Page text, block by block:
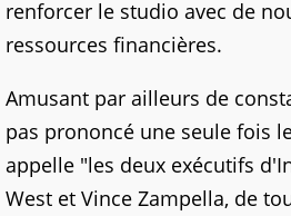
renforcer le studio avec de
ressources financières.
Amusant par ailleurs de
pas prononcé une seule fois
appelle "les deux exécutifs
West et Vince Zampella, de